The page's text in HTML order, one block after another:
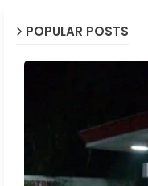
POPULAR POSTS